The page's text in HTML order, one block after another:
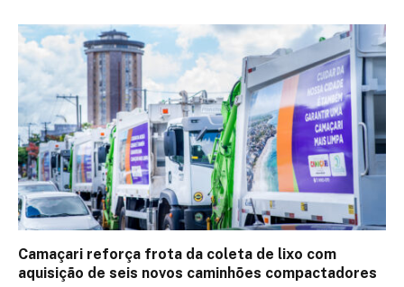
Camaçari reforça frota da coleta de lixo com
aquisição de seis novos caminhões compactadores